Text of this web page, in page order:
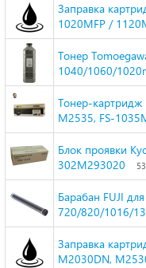
Заправка
1020MFP /
Тонер
1040/1060/
Тонер-картридж
M2535, FS-
Блок проявки
302M293020
Барабан FUJI
720/820/1016/
Заправка
M2030DN,